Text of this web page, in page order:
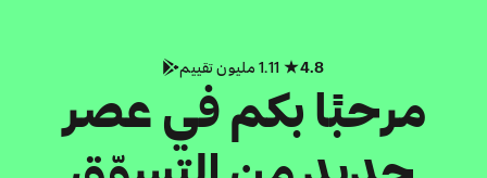
4.8
مرحبًا بكم في عصر